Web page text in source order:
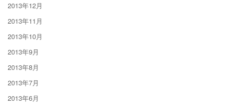
2013年12月
2013年11月
2013年10月
2013年9月
2013年8月
2013年7月
2013年6月